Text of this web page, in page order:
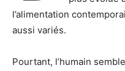
l’alimentation
aussi variés.
Pourtant, l’humain